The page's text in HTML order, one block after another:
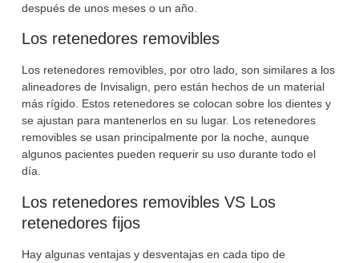
después de unos meses o un año.
Los retenedores removibles
Los retenedores removibles, por otro lado, son similares a los
alineadores de Invisalign, pero están hechos de un material
más rígido. Estos retenedores se colocan sobre los dientes y
se ajustan para mantenerlos en su lugar. Los retenedores
removibles se usan principalmente por la noche, aunque
algunos pacientes pueden requerir su uso durante todo el
día.
Los retenedores removibles VS Los
retenedores fijos
Hay algunas ventajas y desventajas en cada tipo de